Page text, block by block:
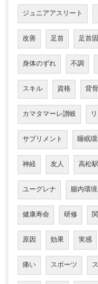
ジュニアアスリート
改善 足首 足首
身体のずれ 不調
スキル 資格 背骨
カマタマーレ讃岐
サプリメント 睡眠
神経 友人 高松駅
ユーグレナ 腸内環境
健康寿命 研修
原因 効果 実感
痛い スポーツ